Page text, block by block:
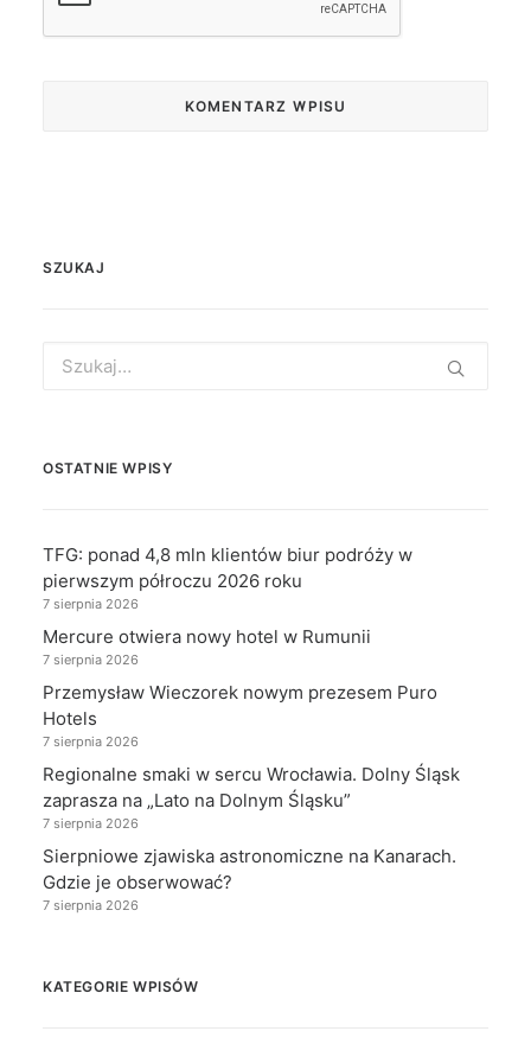
SZUKAJ
for:
OSTATNIE WPISY
TFG: ponad 4,8 mln klientów biur podróży w
pierwszym półroczu 2026 roku
7 sierpnia 2026
Mercure otwiera nowy hotel w Rumunii
7 sierpnia 2026
Przemysław Wieczorek nowym prezesem Puro
Hotels
7 sierpnia 2026
Regionalne smaki w sercu Wrocławia. Dolny Śląsk
zaprasza na „Lato na Dolnym Śląsku”
7 sierpnia 2026
Sierpniowe zjawiska astronomiczne na Kanarach.
Gdzie je obserwować?
7 sierpnia 2026
KATEGORIE WPISÓW